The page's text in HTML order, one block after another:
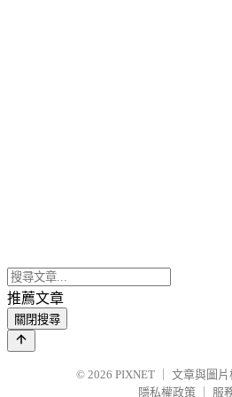
推薦文章
關閉搜尋
© 2026 PIXNET
文章與圖
隱私權政策
服